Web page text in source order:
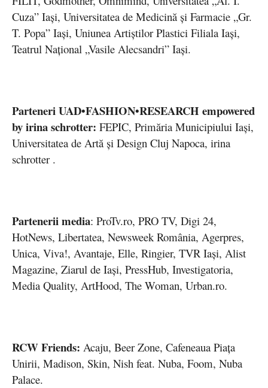
Cuza” Iași, Universitatea de Medicină și Farmacie „Gr.
T. Popa” Iași, Uniunea Artiștilor Plastici Filiala Iași,
Teatrul Național „Vasile Alecsandri” Iași.
ParteneriUAD•FASHION•RESEARCH empowered
by irina schrotter: FEPIC, Primăria Municipiului Iași,
Universitatea de Artă și Design Cluj Napoca, irina
schrotter .
Partenerii media: ProTv.ro, PRO TV, Digi 24,
HotNews, Libertatea, Newsweek România, Agerpres,
Unica, Viva!, Avantaje, Elle, Ringier, TVR Iași, Alist
Magazine, Ziarul de Iași, PressHub, Investigatoria,
Media Quality, ArtHood, The Woman, Urban.ro.
RCW Friends: Acaju, Beer Zone, Cafeneaua Piața
Unirii, Madison, Skin, Nish feat. Nuba, Foom, Nuba
Palace.